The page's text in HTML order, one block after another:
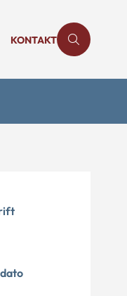
KONTAKT